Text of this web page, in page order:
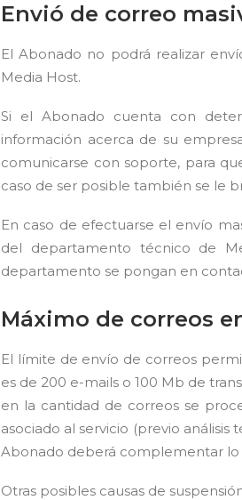
Envió de correo
El Abonado no podrá realizar
Media Host.
Si el Abonado cuenta con
información acerca de su
comunicarse con soporte, para
caso de ser posible también se le
En caso de efectuarse el envío
del departamento técnico de
departamento se pongan en
Máximo de correos
El límite de envío de correos
es de 200 e-mails o 100 Mb de
en la cantidad de correos se
asociado al servicio (previo
Abonado deberá complementar lo
Otras posibles causas de